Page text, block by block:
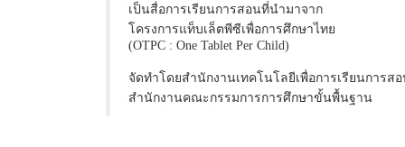
เป็นสื่อการเรียนการสอนที่นำมาจาก
โครงการแท็บเล็ตพีซีเพื่อการศึกษาไทย
(OTPC : One Tablet Per Child)
จัดทำโดยสำนักงานเทคโนโลยีเพื่อการเรียนการส
สำนักงานคณะกรรมการการศึกษาขั้นพื้นฐาน